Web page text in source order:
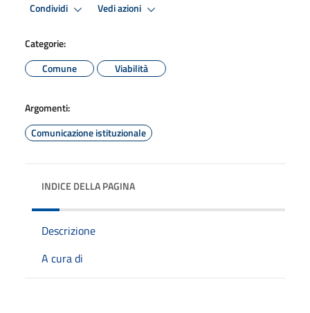
Condividi Vedi azioni
Categorie:
Comune
Viabilità
Argomenti:
Comunicazione istituzionale
INDICE DELLA PAGINA
Descrizione
A cura di